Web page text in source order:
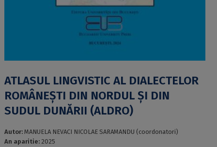
ATLASUL LINGVISTIC AL DIALECTELOR
ROMÂNEȘTI DIN NORDUL ȘI DIN
SUDUL DUNĂRII (ALDRO)
Autor: MANUELA NEVACI NICOLAE SARAMANDU (coordonatori)
An aparitie: 2025